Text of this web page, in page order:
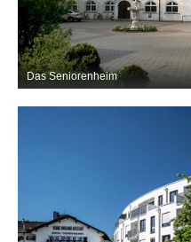
Das Seniorenheim